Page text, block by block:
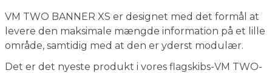
VM TWO BANNER XS er designet med det formål at
levere den maksimale mængde information på et lille
område, samtidig med at den er yderst modulær.
Det er det nyeste produkt i vores flagskibs-VM TWO-